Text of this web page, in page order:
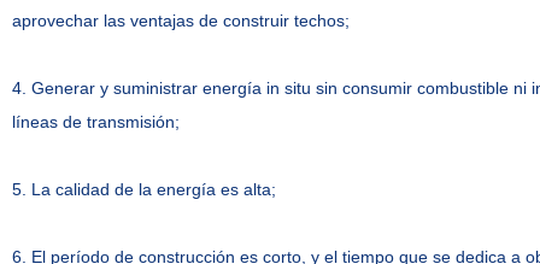
aprovechar las ventajas de construir techos;
4. Generar y suministrar energía in situ sin consumir combustible ni
líneas de transmisión;
5. La calidad de la energía es alta;
6. El período de construcción es corto, y el tiempo que se dedica a